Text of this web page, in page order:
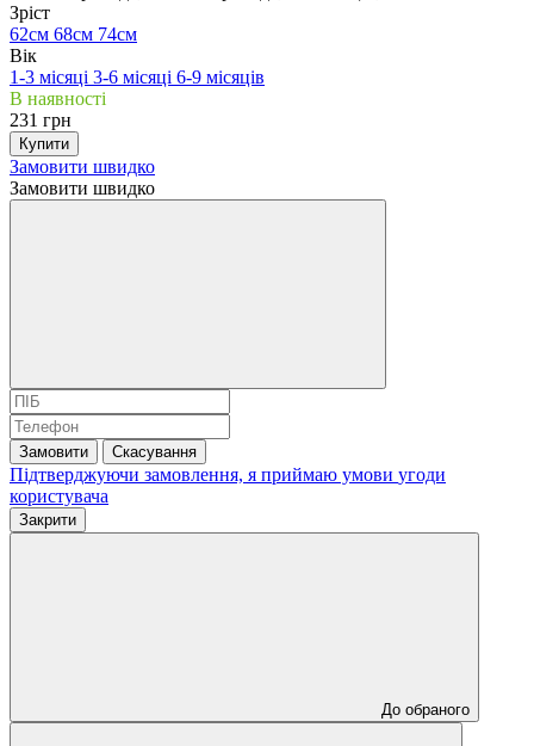
Зріст
62см 68см 74см
Вік
1-3 місяці 3-6 місяці 6-9 місяців
В наявності
231 грн
Купити
Замовити швидко
Замовити швидко
Замовити Скасування
Підтверджуючи замовлення, я приймаю умови угоди
користувача
Закрити
До обраного